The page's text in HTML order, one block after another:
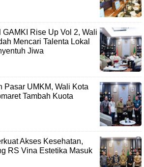
Rise Up Vol 2, Wali
Mencari Talenta Lokal
Jiwa
Pasar UMKM, Wali Kota
Tambah Kuota
Akses Kesehatan,
RS Vina Estetika Masuk